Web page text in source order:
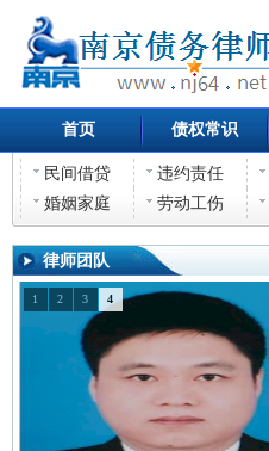
首页 债权常识
民间借贷 违约责任
婚姻家庭
劳动工伤
律师团队
1 2 3 4